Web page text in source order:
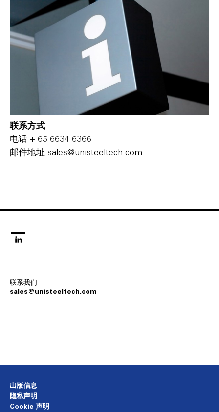
联系方式
电话 + 65 6634 6366
邮件地址 s‌a‌l‌e‌s‌@u‌n‌i‌s‌t‌e‌e‌l‌t‌e‌c‌h‌.c‌o‌m‌
联系我们
s‌a‌l‌e‌s‌@u‌n‌i‌s‌t‌e‌e‌l‌t‌e‌c‌h‌.c‌o‌m‌
出版信息
隐私声明
Cookie 声明